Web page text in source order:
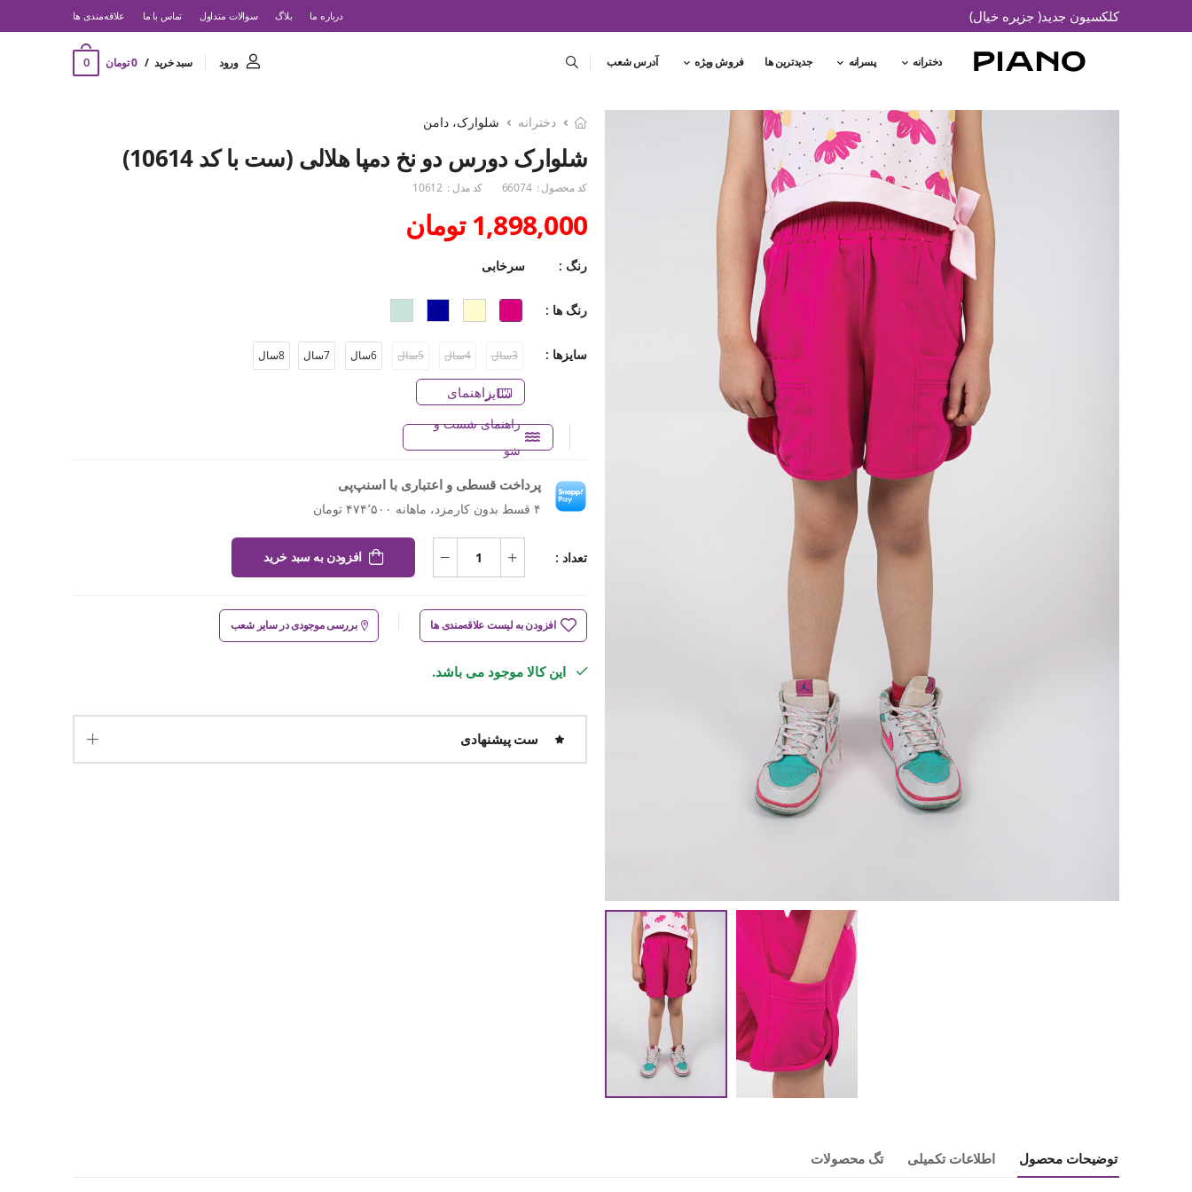
کلکسیون جدید( جزیره خیال) درباره ما بلاگ سوالات متداول تماس با ما ‌علاقه‌مندی ها
دخترانه پسرانه جدیدترین ها فروش ویژه آدرس شعب ورود سبد خرید 0 تومان 0
دخترانه شلوارک، دامن
شلوارک دورس دو نخ دمپا هلالی (ست با کد 10614)
کد محصول : 66074 کد مدل : 10612
1,898,000 تومان
رنگ : سرخابی
رنگ ها :
سایزها : 3سال 4سال 5سال 6سال 7سال 8سال
راهنمای سایز
راهنمای شست و
شو
پرداخت قسطی و اعتباری با اسنپ‌پی
۴ قسط بدون کارمزد، ماهانه ۴۷۴٬۵۰۰ تومان
تعداد : افزودن به سبد خرید
افزودن به لیست علاقه‌مندی ها بررسی موجودی در سایر شعب
این کالا موجود می باشد.
ست پیشنهادی
توضیحات محصول اطلاعات تکمیلی تگ محصولات